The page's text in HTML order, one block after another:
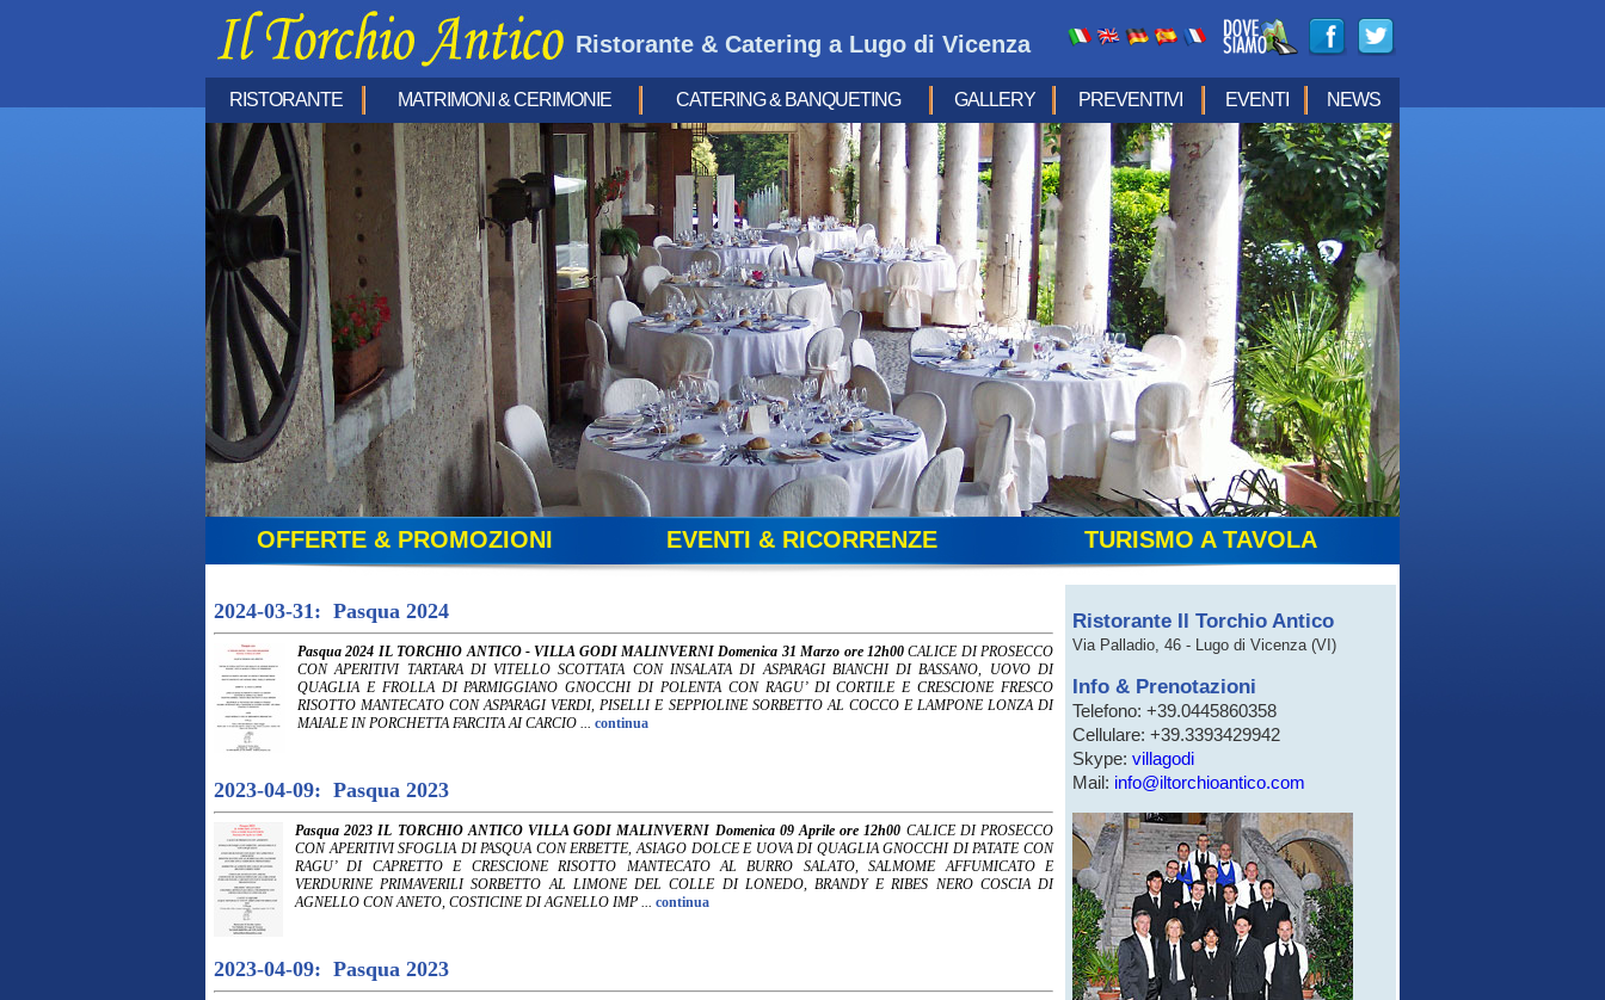
Ristorante & Catering a Lugo di Vicenza
RISTORANTE MATRIMONI & CERIMONIE CATERING & BANQUETING GALLERY PREVENTIVI EVENTI NEWS
OFFERTE & PROMOZIONI EVENTI & RICORRENZE TURISMO A TAVOLA
2024-03-31: Pasqua 2024
Pasqua 2024 IL TORCHIO ANTICO - VILLA GODI MALINVERNI Domenica 31 Marzo ore 12h00CALICE DI PROSECCO
CON APERITIVI TARTARA DI VITELLO SCOTTATA CON INSALATA DI ASPARAGI BIANCHI DI BASSANO, UOVO DI
QUAGLIA E FROLLA DI PARMIGGIANO GNOCCHI DI POLENTA CON RAGU’ DI CORTILE E CRESCIONE FRESCO
RISOTTO MANTECATO CON ASPARAGI VERDI, PISELLI E SEPPIOLINE SORBETTO AL COCCO E LAMPONE LONZA DI
MAIALE IN PORCHETTA FARCITA AI CARCIO ... continua
2023-04-09: Pasqua 2023
Pasqua 2023 IL TORCHIO ANTICO VILLA GODI MALINVERNI Domenica 09 Aprile ore 12h00 CALICE DI PROSECCO
CON APERITIVI SFOGLIA DI PASQUA CON ERBETTE, ASIAGO DOLCE E UOVA DI QUAGLIA GNOCCHI DI PATATE CON
RAGU’ DI CAPRETTO E CRESCIONE RISOTTO MANTECATO AL BURRO SALATO, SALMOME AFFUMICATO E
VERDURINE PRIMAVERILI SORBETTO AL LIMONE DEL COLLE DI LONEDO, BRANDY E RIBES NERO COSCIA DI
AGNELLO CON ANETO, COSTICINE DI AGNELLO IMP ... continua
2023-04-09: Pasqua 2023
Ristorante Il Torchio Antico
Via Palladio, 46 - Lugo di Vicenza (VI)
Info & Prenotazioni
Telefono: +39.0445860358
Cellulare: +39.3393429942
Skype: villagodi
Mail: info@iltorchioantico.com